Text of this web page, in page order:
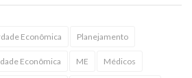
Econômica Planejamento
Econômica ME Médicos